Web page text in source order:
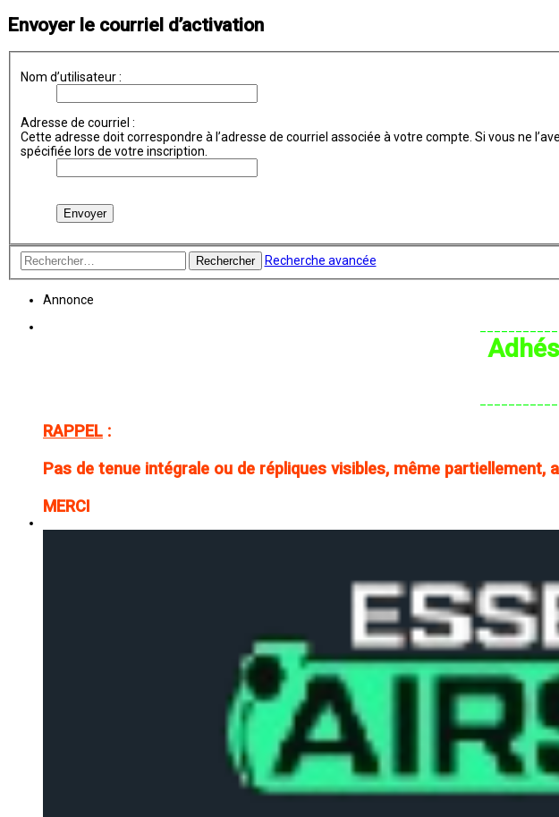
Envoyer le courriel d’activation
Nom d’utilisateur :
Adresse de courriel :
Cette adresse doit correspondre à l’adresse de courriel associée à votre compte. Si vous ne
spécifiée lors de votre inscription.
Rechercher Recherche avancée
Annonce
RAPPEL :
Pas de tenue intégrale ou de répliques visibles, même partiellement,
MERCI